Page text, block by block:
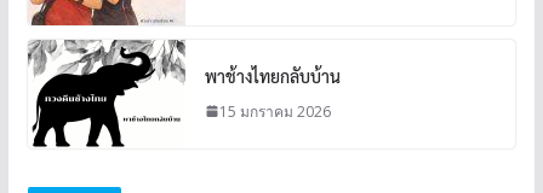
พาช้างไทยกลับบ้าน
15 มกราคม 2026